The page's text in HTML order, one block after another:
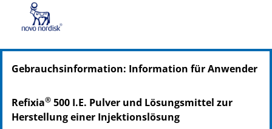
PZN: 13451425
PPN: 111345142524
Gebrauchsinformation: Information für Anwender
Refixia® 500 I.E. Pulver und Lösungsmittel zur
Herstellung einer Injektionslösung